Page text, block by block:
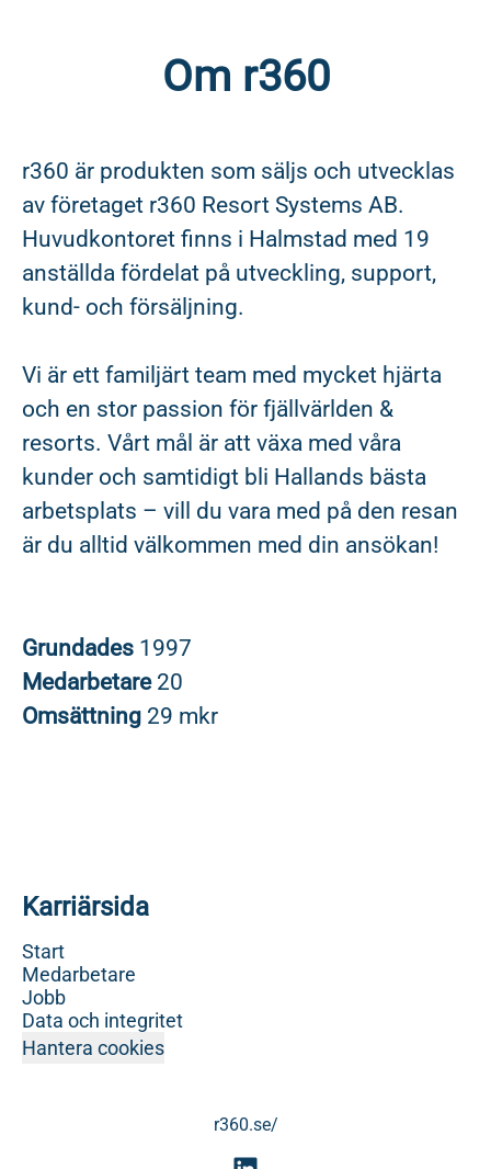
Om r360
r360 är produkten som säljs och utvecklas
av företaget r360 Resort Systems AB.
Huvudkontoret finns i Halmstad med 19
anställda fördelat på utveckling, support,
kund- och försäljning.
Vi är ett familjärt team med mycket hjärta
och en stor passion för fjällvärlden &
resorts. Vårt mål är att växa med våra
kunder och samtidigt bli Hallands bästa
arbetsplats – vill du vara med på den resan
är du alltid välkommen med din ansökan!
Grundades 1997
Medarbetare 20
Omsättning 29 mkr
Karriärsida
Start
Medarbetare
Jobb
Data och integritet
Hantera cookies
r360.se/